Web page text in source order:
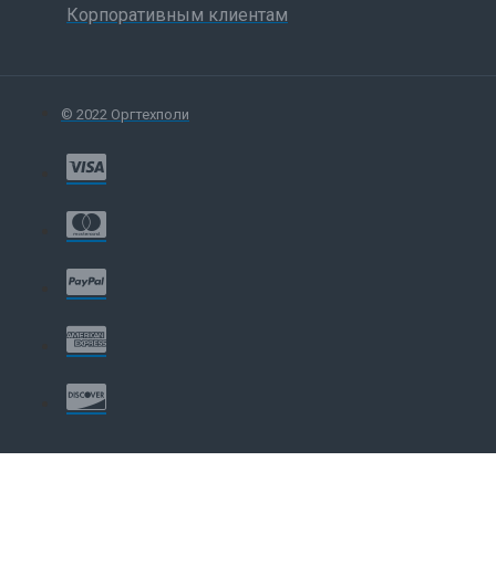
Корпоративным клиентам
© 2022 Оргтехполи